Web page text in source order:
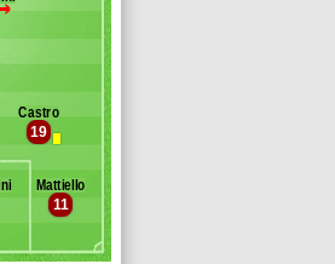
Verone
11
Mattiello
19
Castro
>